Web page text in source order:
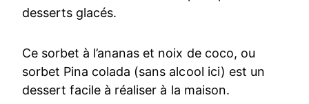
desserts glacés.
Ce sorbet à l’ananas et noix de coco, ou
sorbet Pina colada (sans alcool ici) est un
dessert facile à réaliser à la maison.